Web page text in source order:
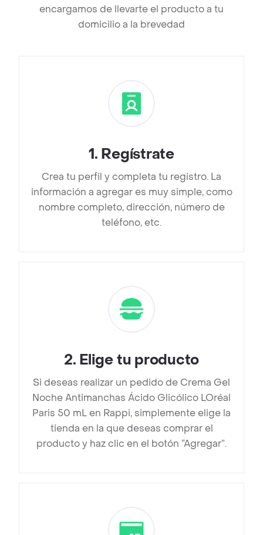
encargamos de llevarte el producto a tu
domicilio a la brevedad
1. Regístrate
Crea tu perfil y completa tu registro. La
información a agregar es muy simple, como
nombre completo, dirección, número de
teléfono, etc.
2. Elige tu producto
Si deseas realizar un pedido de Crema Gel
Noche Antimanchas Ácido Glicólico LOréal
Paris 50 mL en Rappi, simplemente elige la
tienda en la que deseas comprar el
producto y haz clic en el botón “Agregar”.